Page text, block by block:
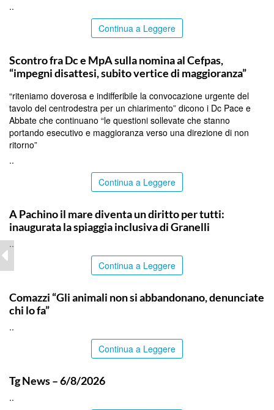
..
Continua a Leggere
Scontro fra Dc e MpA sulla nomina al Cefpas,
“impegni disattesi, subito vertice di maggioranza”
“riteniamo doverosa e indifferibile la convocazione urgente del
tavolo del centrodestra per un chiarimento” dicono i Dc Pace e
Abbate che continuano “le questioni sollevate che stanno
portando esecutivo e maggioranza verso una direzione di non
ritorno”
..
Continua a Leggere
A Pachino il mare diventa un diritto per tutti:
inaugurata la spiaggia inclusiva di Granelli
..
Continua a Leggere
Comazzi “Gli animali non si abbandonano, denunciate
chi lo fa”
..
Continua a Leggere
Tg News – 6/8/2026
..